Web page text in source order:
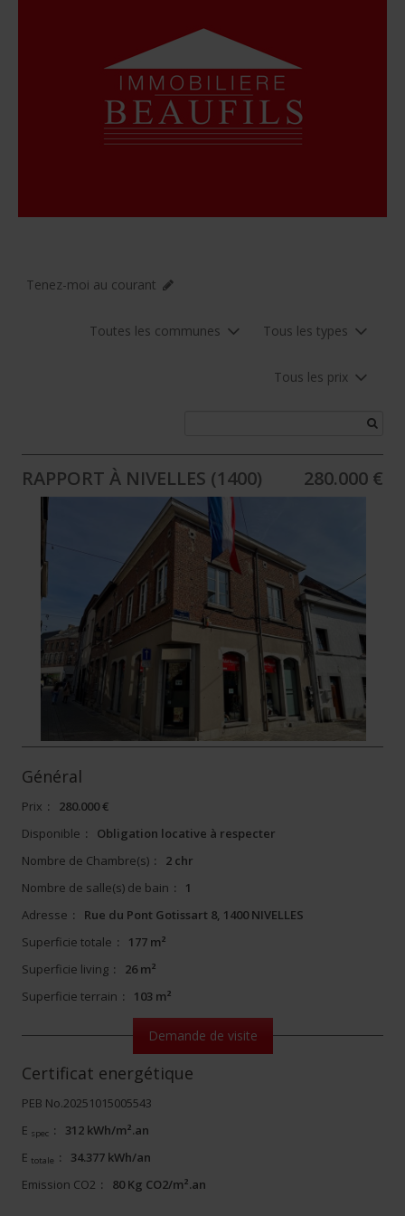
Tenez-moi au courant
Toutes les communes Tous les types
Tous les prix
RAPPORT À NIVELLES (1400) 280.000 €
Général
Prix :
280.000 €
Disponible :
Obligation locative à respecter
Nombre de Chambre(s) :
2 chr
Nombre de salle(s) de bain :
1
Adresse :
Rue du Pont Gotissart 8, 1400 NIVELLES
Superficie totale :
177 m²
Superficie living :
26 m²
Superficie terrain : 103 m²
Demande de visite
Certificat energétique
PEB No.20251015005543
E spec :
312 kWh/m².an
E totale :
34.377 kWh/an
Emission CO2 : 80 Kg CO2/m².an